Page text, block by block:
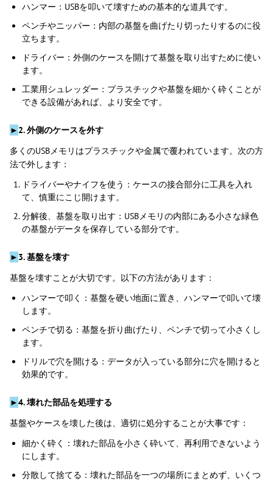
ハンマー：USBを叩いて壊すための基本的な道具です。
ペンチやニッパー：内部の基盤を曲げたり切ったりするのに役
立ちます。
ドライバー：外側のケースを開けて基盤を取り出すために使い
ます。
工業用シュレッダー：プラスチックや基盤を細かく砕くことが
できる設備があれば、より安全です。
► 2. 外側のケースを外す
多くのUSBメモリはプラスチックや金属で覆われています。次の方
法で外します：
ドライバーやナイフを使う：ケースの接合部分に工具を入れ
て、慎重にこじ開けます。
分解後、基盤を取り出す：USBメモリの内部にある小さな緑色
の基盤がデータを保存している部分です。
► 3. 基盤を壊す
基盤を壊すことが大切です。以下の方法があります：
ハンマーで叩く：基盤を硬い地面に置き、ハンマーで叩いて壊
します。
ペンチで切る：基盤を折り曲げたり、ペンチで切って小さくし
ます。
ドリルで穴を開ける：データが入っている部分に穴を開けると
効果的です。
►4. 壊れた部品を処理する
基盤やケースを壊した後は、適切に処分することが大事です：
細かく砕く：壊れた部品を小さく砕いて、再利用できないよう
にします。
分散して捨てる：壊れた部品を一つの場所にまとめず、いくつ